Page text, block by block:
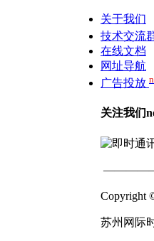
关于我们
技术交流
在线文档
网址导航
广告投放
关注我们
Copyright
苏州网际